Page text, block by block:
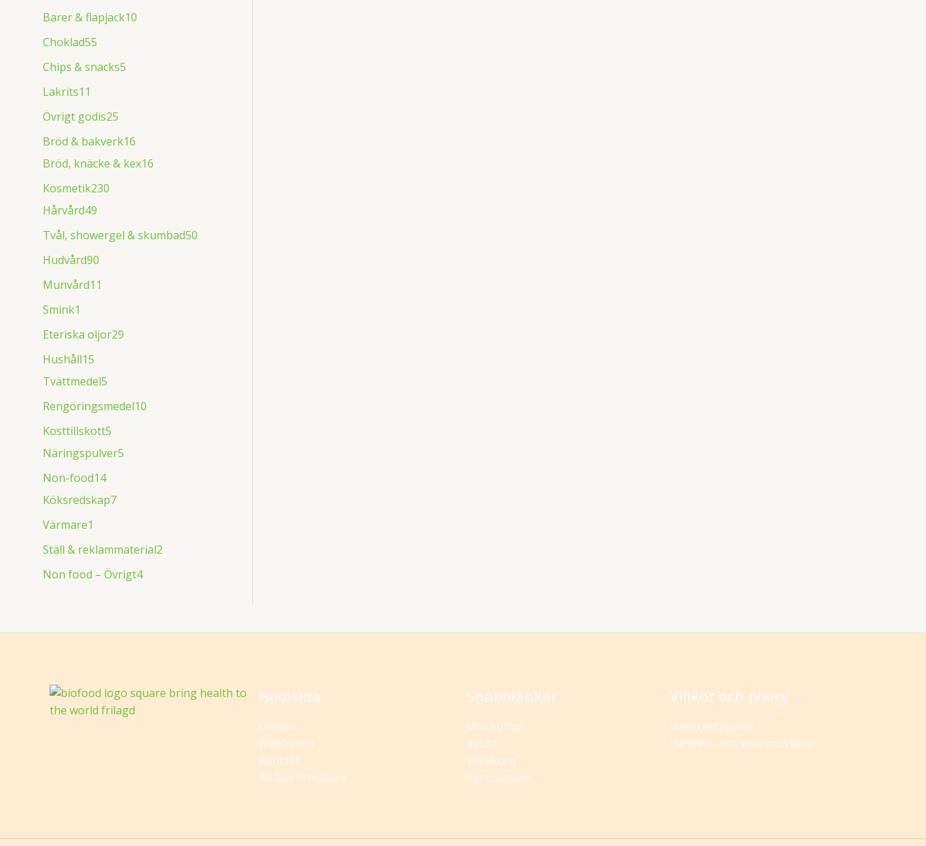
Barer & flapjack10
Choklad55
Chips & snacks5
Lakrits11
Övrigt godis25
Bröd & bakverk16
Bröd, knäcke & kex16
Kosmetik230
Hårvård49
Tvål, showergel & skumbad50
Hudvård90
Munvård11
Smink1
Eteriska oljor29
Hushåll15
Tvättmedel5
Rengöringsmedel10
Kosttillskott5
Näringspulver5
Non-food14
Köksredskap7
Värmare1
Ställ & reklammaterial2
Non food – Övrigt4
Hemsida
Om oss
Webbshop
Kontakt
Bli återförsäljare
Snabblänkar
Mitt konto
Kassa
Varukorg
Varumärken
Villkor och policy
Integritetspolicy
Handels- och leveransvillkor